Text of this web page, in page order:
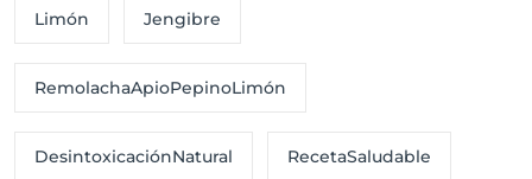
Limón Jengibre
RemolachaApioPepinoLimón
DesintoxicaciónNatural RecetaSaludable